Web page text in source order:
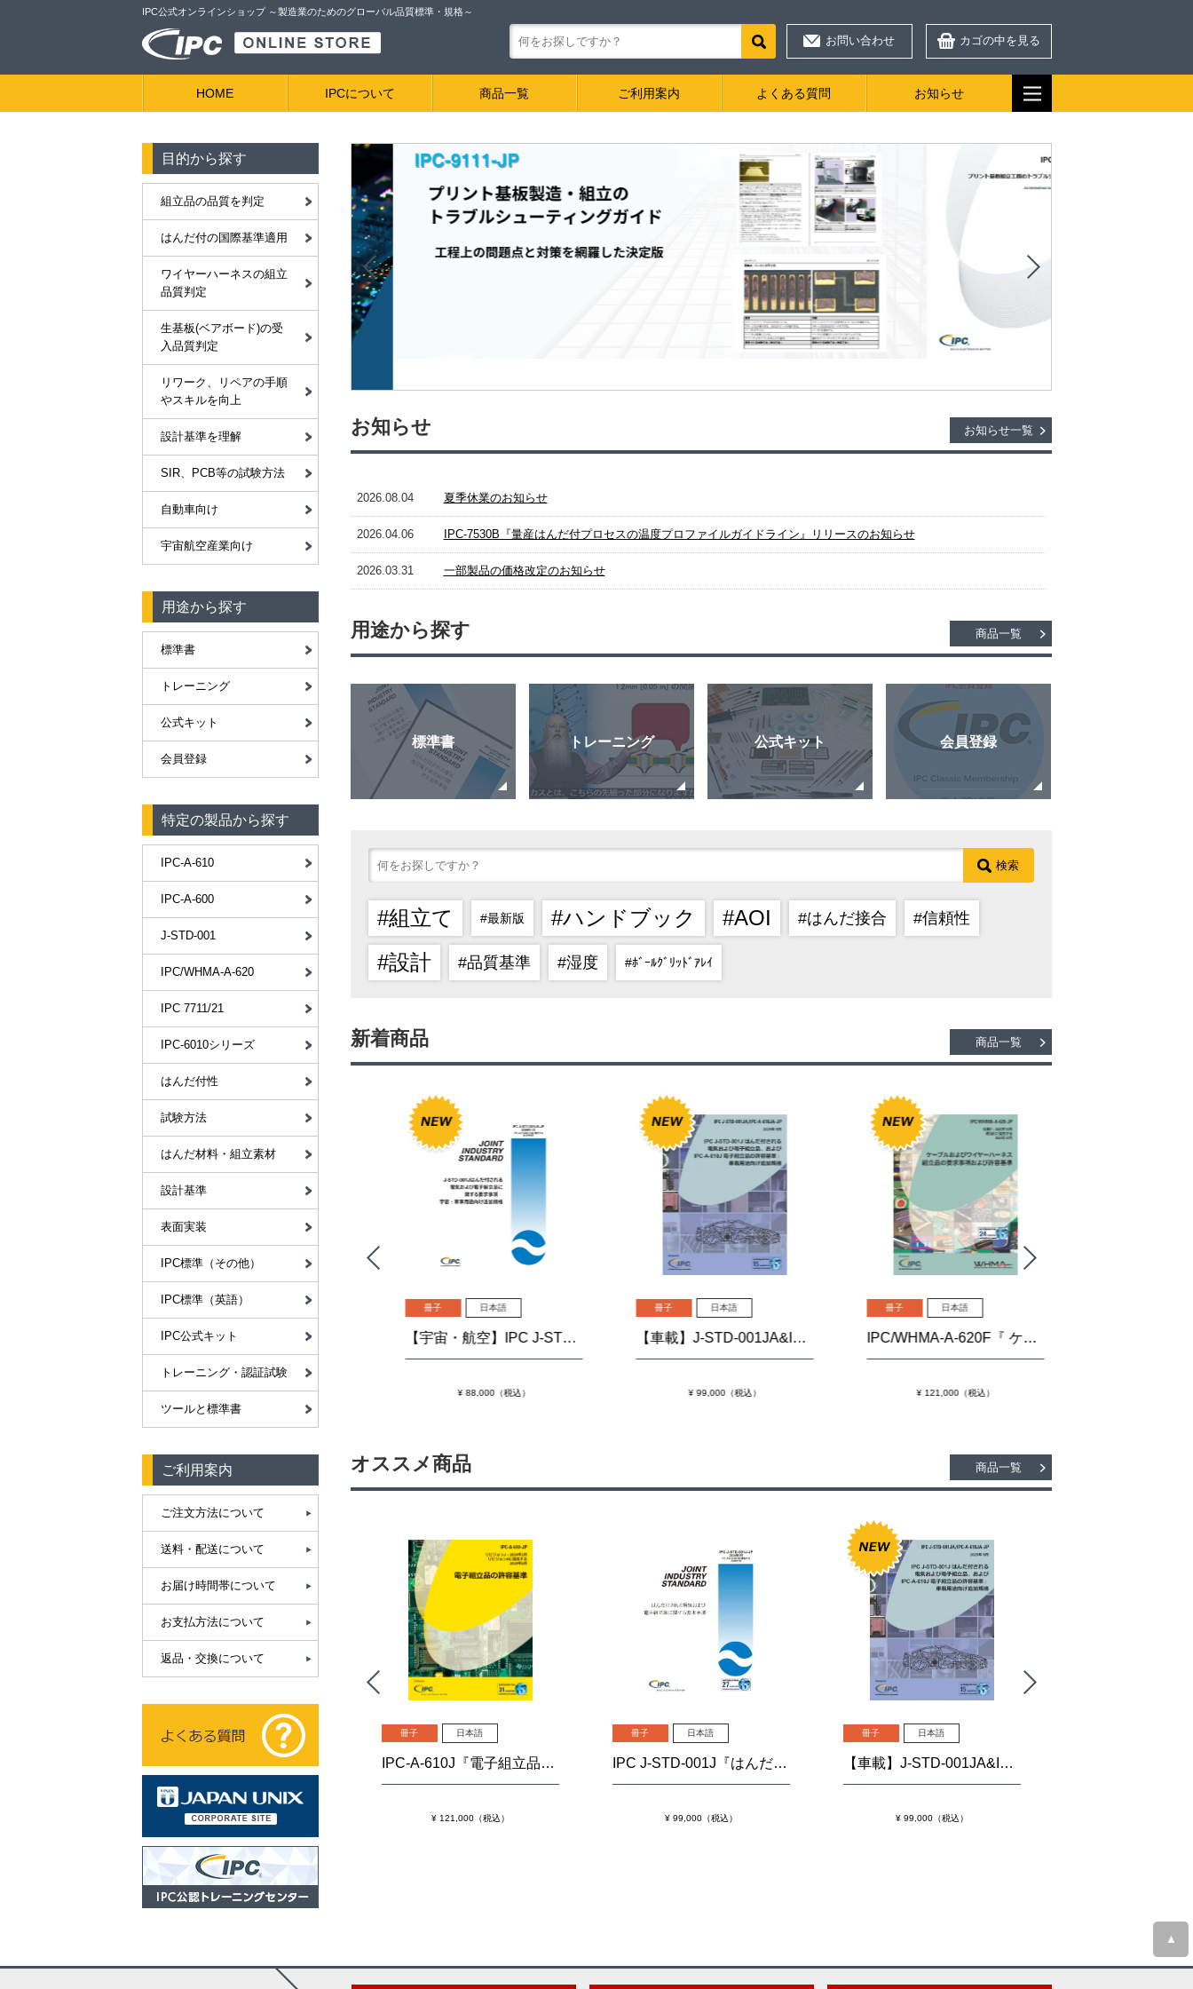
IPC公式オンラインショップ ～製造業のためのグローバル品質標準・規格～
お問い合わせ カゴの中を見る
HOME IPCについて 商品一覧 ご利用案内 よくある質問 お知らせ
お知らせ
2026.08.04 夏季休業のお知らせ
2026.04.06 IPC-7530B『量産はんだ付プロセスの温度プロファイルガイドライン』リリースのお知らせ
2026.03.31 一部製品の価格改定のお知らせ
お知らせ一覧
用途から探す
標準書 トレーニング 公式キット 会員登録
商品一覧
検索
#組立て #最新版 #ハンドブック #AOI #はんだ接合 #信頼性
#設計 #品質基準 #湿度 #ﾎﾞｰﾙｸﾞﾘｯﾄﾞｱﾚｲ
新着商品
冊子 日本語
IPC-4552B『プリント基板用無電解ニッケル/置換金（ENIG）めっきの性能仕様』
¥ 71,500（税込）
日本語
【宇宙・航空】IPC J-STD-001JS『はんだ付される電気および電子組立品に関する要求事項：宇宙・軍事用途向け追加規格』
¥ 88,000（税込）
日本語
【車載】J-STD-001JA&IPC-A-610JA「はんだ付される電子組立品の要求事項」および「電子組立品の許容基準」
¥ 99,000（税込）
日本語
IPC/WHMA-A-620F『 ケーブルおよびワイヤーハーネス組立品の要求事項および許容基準』
¥ 121,000（税込）
商品一覧
オススメ商品
冊子 日本語
IPC-A-600M『プリント基板の受け入れ』
¥ 121,000（税込）
冊子 日本語
IPC-A-610J『電子組立品の許容基準』
¥ 121,000（税込）
冊子 日本語
IPC J-STD-001J『はんだ付される電気および電子組立品に関する要求事項』
¥ 99,000（税込）
冊子 日本語
【車載】J-STD-001JA&IPC-A-610JA「はんだ付される電子組立品の要求事項」および「電子組立品の許容基準」
¥ 99,000（税込）
商品一覧
目的から探す
組立品の品質を判定
はんだ付の国際基準適用
ワイヤーハーネスの組立
品質判定
生基板(ベアボード)の受
入品質判定
リワーク、リペアの手順
やスキルを向上
設計基準を理解
SIR、PCB等の試験方法
自動車向け
宇宙航空産業向け
用途から探す
標準書
トレーニング
公式キット
会員登録
特定の製品から探す
IPC-A-610
IPC-A-600
J-STD-001
IPC/WHMA-A-620
IPC 7711/21
IPC-6010シリーズ
はんだ付性
試験方法
はんだ材料・組立素材
設計基準
表面実装
IPC標準（その他）
IPC標準（英語）
IPC公式キット
トレーニング・認証試験
ツールと標準書
ご利用案内
ご注文方法について
送料・配送について
お届け時間帯について
お支払方法について
返品・交換について
▲